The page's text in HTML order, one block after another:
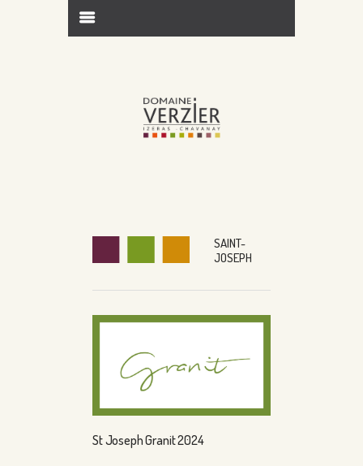
SAINT-
JOSEPH
St Joseph Granit 2024